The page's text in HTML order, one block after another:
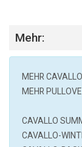
Mehr:
MEHR CAVALLO
MEHR
CAVALLO
CAVALLO-